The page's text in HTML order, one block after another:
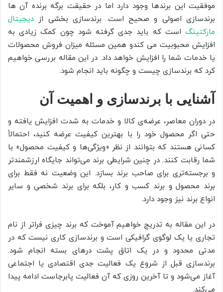
موفقیت این برندها وجود دارد اما در حقیقت برگه برنده آن ها
برندسازی اصولی و صحیح است. برندسازی بخشی از دیجیتال
مارکتینگ است که باید جدی گرفته شود چون کمک زیادی به
افزایش محبوبیت می کندو همین مسئله میزان فروش محصولات
یا خدمات شما را افزایش خواهد داد. در این مقاله بررسی خواهیم
کرد که برندسازی چیست و چگونه باید انجام شود.
آشنایی با برندسازی و اهمیت آن
در دوران معاصر، عرضه‌ی کالا و خدمات به شدت افزایش یافته و
حتی اگر محصول خود را با بهترین کیفیت عرضه کنید، احتمالاً
کسانی هستند که بتوانند از نظر «ویژگی‌ها و کیفیت محصول» با
شما رقابت کنند. در چنین شرایطی برند می‌تواند جایگاه ارزشمندتر
و برجسته‌تری برای صاحب برند بسازد. این وضعیت نه فقط برای
برند محصول و برند کسب و کار، بلکه برای برند شخصی و سایر
انواع برند نیز وجود دارد.
در این مقاله به تدریج خواهیم آموخت که برند چیزی فراتر از نام
تجاری یا یک لوگوی گرافیکی است و برندسازی کاری نیست که در
مدتی محدود و در یک اتاق پشت درهای بسته انجام شود.
برندسازی قبل از شروع یک فعالیت جدی اقتصادی یا اجتماعی
آغاز می‌شود و تا آخرین روزی که آن فعالیت پابرجاست ادامه پیدا
می‌کند.